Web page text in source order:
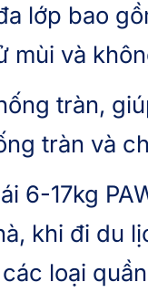
lớp bao
mùi và
tràn,
tràn và
6-17kg
khi đi du
loại